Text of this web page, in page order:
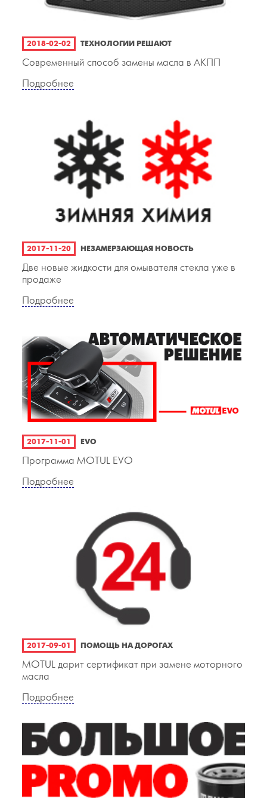
2018-02-02 ТЕХНОЛОГИИ РЕШАЮТ
Современный способ замены масла в АКПП
Подробнее
2017-11-20 НЕЗАМЕРЗАЮЩАЯ НОВОСТЬ
Две новые жидкости для омывателя стекла уже в
продаже
Подробнее
2017-11-01 EVO
Программа MOTUL EVO
Подробнее
2017-09-01 ПОМОЩЬ НА ДОРОГАХ
MOTUL дарит сертификат при замене моторного
масла
Подробнее